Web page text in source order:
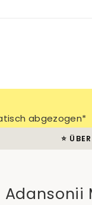
abgezogen*
⭐️
Adansonii